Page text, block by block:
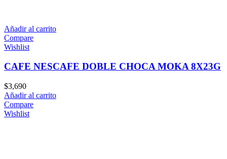
Añadir al carrito
Compare
Wishlist
CAFE NESCAFE DOBLE CHOCA MOKA 8X23G
$3,690
Añadir al carrito
Compare
Wishlist